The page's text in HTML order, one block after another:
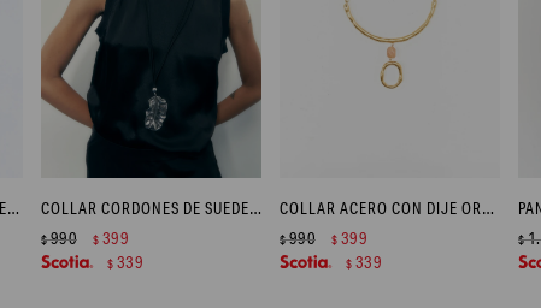
CARAVANAS ACERO CON DIJE PIEDRA - DORADO COLLAR CORDONES DE SUEDE DIJE HOJA ACERO - PLATEADO
$990 $ 399
$ 339
COLLAR ACERO CON DIJE ORGÁNICO - DORADO
$990 $ 399
$ 339
$